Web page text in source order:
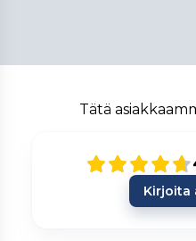
Tätä
Kirjoita